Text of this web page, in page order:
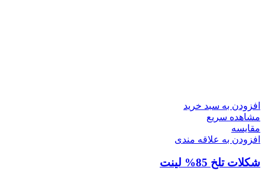
افزودن به سبد خرید
مشاهده سریع
مقایسه
افزودن به علاقه مندی
شکلات تلخ 85% لینت